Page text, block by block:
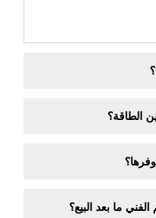
الطاقة؟
ما بعد البيع؟